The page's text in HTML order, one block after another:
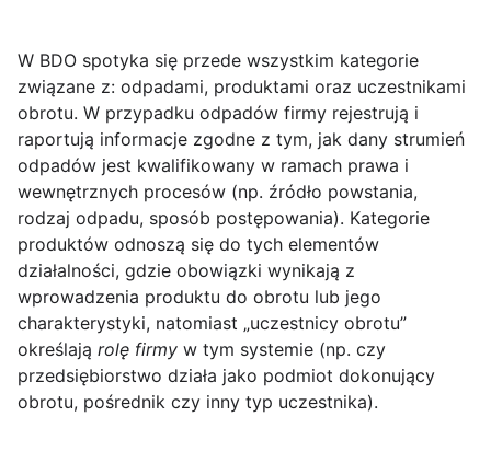
W BDO spotyka się przede wszystkim kategorie
związane z: odpadami, produktami oraz uczestnikami
obrotu. W przypadku odpadów firmy rejestrują i
raportują informacje zgodne z tym, jak dany strumień
odpadów jest kwalifikowany w ramach prawa i
wewnętrznych procesów (np. źródło powstania,
rodzaj odpadu, sposób postępowania). Kategorie
produktów odnoszą się do tych elementów
działalności, gdzie obowiązki wynikają z
wprowadzenia produktu do obrotu lub jego
charakterystyki, natomiast „uczestnicy obrotu”
określają rolę firmy w tym systemie (np. czy
przedsiębiorstwo działa jako podmiot dokonujący
obrotu, pośrednik czy inny typ uczestnika).